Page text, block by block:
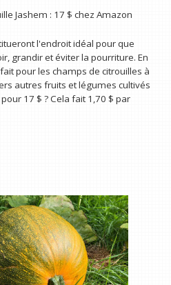
Jashem : 17 $ chez Amazon
l'endroit idéal pour que
grandir et éviter la pourriture. En
pour les champs de citrouilles à
autres fruits et légumes cultivés
17 $ ? Cela fait 1,70 $ par